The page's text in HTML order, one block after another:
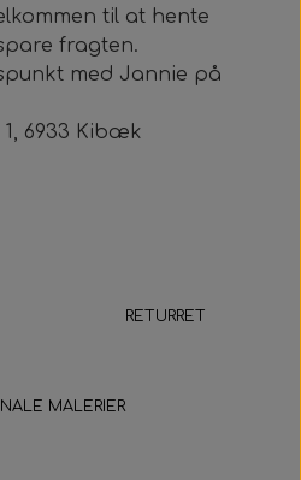
til at hente
fragten.
med Jannie på
6933 Kibæk
RETURRET
MALERIER